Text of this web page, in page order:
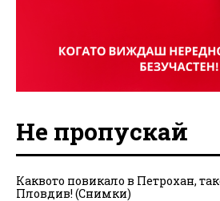
Не пропускай
Каквото повикало в Петрохан,
Пловдив! (Снимки)